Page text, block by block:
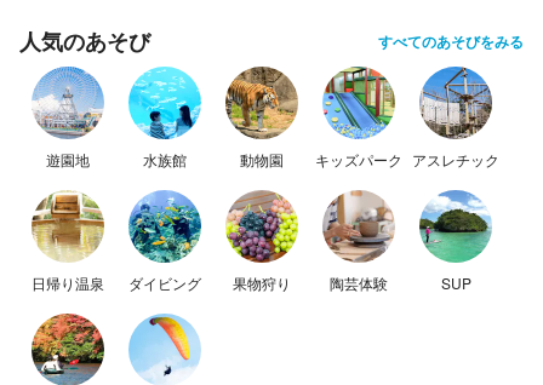
人気のあそび すべてのあそびをみる
遊園地 水族館 動物園 キッズパーク アスレチック
日帰り温泉 ダイビング 果物狩り 陶芸体験 SUP